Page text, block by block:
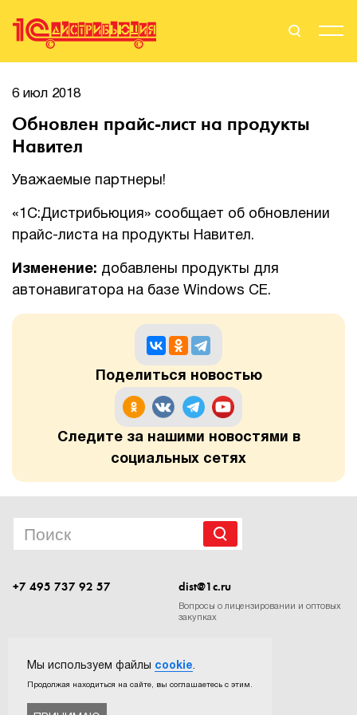
Поиск
Стать Партнером
Вендоры
Партнерам
События
Сервисы для партнеров
6 июл 2018
Обновлен прайс-лист на продукты
Навител
Уважаемые партнеры!
«1С:Дистрибьюция» сообщает об обновлении
прайс-листа на продукты Навител.
Изменение: добавлены продукты для
автонавигатора на базе Windows CE.
Поделиться новостью
Следите за нашими новостями в
социальных сетях
+7 495 737 92 57 dist@1c.ru
Вопросы о лицензировании и оптовых
закупках
Мы используем файлы cookie.
Продолжая находиться на сайте, вы соглашаетесь с этим.